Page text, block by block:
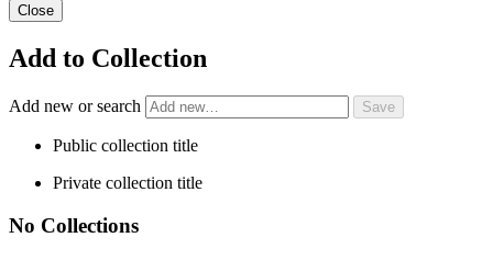
Close
Add to Collection
Add new or search
Public collection title
Private collection title
No Collections